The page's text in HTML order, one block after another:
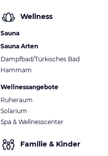
Wellness
Sauna
Sauna Arten
Dampfbad/Türkisches Bad
Hammam
Wellnessangebote
Ruheraum
Solarium
Spa & Wellnesscenter
Familie & Kinder